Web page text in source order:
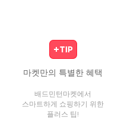
마켓만의 특별한 혜택
배드민턴마켓에서
스마트하게 쇼핑하기 위한
플러스 팁!